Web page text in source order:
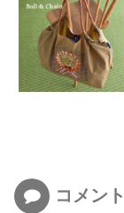
コメント